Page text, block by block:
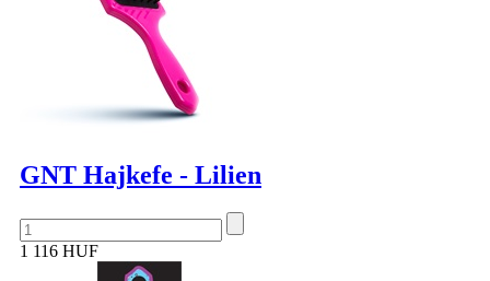
GNT Hajkefe - Lilien
1 116 HUF